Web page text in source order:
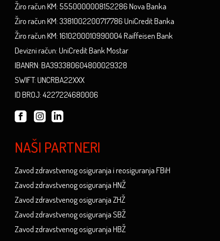
Žiro račun KM: 5550000008152286 Nova Banka
Žiro račun KM: 3381002200717786 UniCredit Banka
Žiro račun KM: 1610200010990004 Raiffeisen Bank
Devizni račun: UniCredit Bank Mostar
IBANRN: BA393380604800029328
SWIFT: UNCRBA22XXX
ID BROJ: 4227224680006
NAŠI PARTNERI
Zavod zdravstvenog osiguranja i reosiguranja FBiH
Zavod zdravstvenog osiguranja HNŽ
Zavod zdravstvenog osiguranja ZHŽ
Zavod zdravstvenog osiguranja SBŽ
Zavod zdravstvenog osiguranja HBŽ